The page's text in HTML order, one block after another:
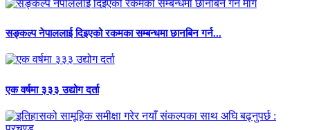
सङ्कल्प नेपाललाई दिइएको रकमका सम्बन्धमा छानबिन गर्न...
एक वर्षमा ३३३ उद्योग दर्ता